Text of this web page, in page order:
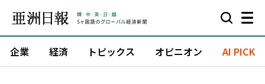
企業 経済 トピックス オピニオン AI PICK